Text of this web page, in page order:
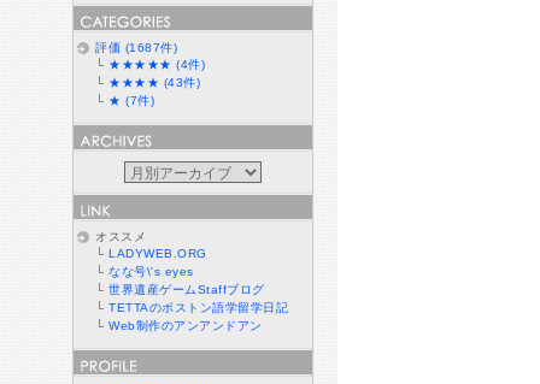
評価 (1687件)
└ ★★★★★ (4件)
└ ★★★★ (43件)
└ ★ (7件)
オススメ
└LADYWEB.ORG
└なな号\'s eyes
└世界遺産ゲームStaffブログ
└TETTAのボストン語学留学日記
└Web制作のアンアンドアン